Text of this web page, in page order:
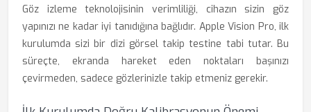
Göz izleme teknolojisinin verimliliği, cihazın sizin göz
yapınızı ne kadar iyi tanıdığına bağlıdır. Apple Vision Pro, ilk
kurulumda sizi bir dizi görsel takip testine tabi tutar. Bu
süreçte, ekranda hareket eden noktaları başınızı
çevirmeden, sadece gözlerinizle takip etmeniz gerekir.